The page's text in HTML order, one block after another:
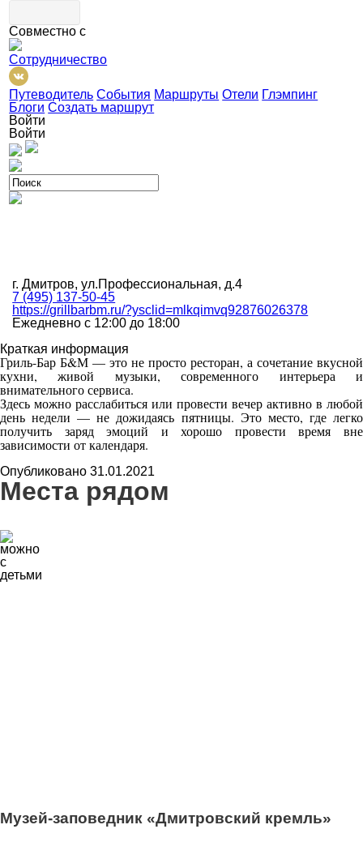
Совместно с
Сотрудничество
Путеводитель События Маршруты Отели Глэмпинг
Блоги Создать маршрут
Войти
Войти
г. Дмитров, ул.Профессиональная, д.4
7 (495) 137-50-45
https://grillbarbm.ru/?ysclid=mlkqimvq92876026378
Ежедневно с 12:00 до 18:00
Краткая информация
Гриль-Бар Б&М — это не просто ресторан, а сочетание вкусной
кухни, живой музыки, современного интерьера и
внимательного сервиса.
Здесь можно расслабиться или провести вечер активно в любой
день недели — не дожидаясь пятницы. Это место, где легко
получить заряд эмоций и хорошо провести время вне
зависимости от календаря.
Опубликовано 31.01.2021
Места рядом
Музей-заповедник «Дмитровский кремль»